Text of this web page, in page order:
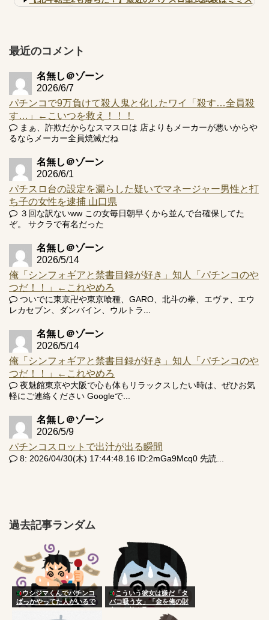
アズールレーン スロット評価はコイン持ちの悪い疑似ボ天
Powered by livedoor 相互RSS
最近のコメント
名無し＠ゾーン
2026/6/7
パチンコで9万負けて殺人鬼と化したワイ「殺す…全員殺
す…」←こいつを救え！！！
まぁ、詐欺だからなスマスロは 店よりもメーカーが悪いからや
るならメーカー全員焼滅だね
名無し＠ゾーン
2026/6/1
パチスロ台の設定を漏らした疑いでマネージャー男性と打
ち子の女性を逮捕 山口県
３回な訳ないww この女毎日朝早くから並んで台確保してた
ぞ。 サクラで有名だった
名無し＠ゾーン
2026/5/14
俺「シンフォギアと禁書目録が好き」知人「パチンコのや
つだ！！」←これやめろ
ついでに東京卍や東京喰種、GARO、北斗の拳、エヴァ、エウ
レカセブン、ダンバイン、ウルトラ...
名無し＠ゾーン
2026/5/14
俺「シンフォギアと禁書目録が好き」知人「パチンコのや
つだ！！」←これやめろ
夜魅館東京や大阪で心も体もリラックスしたい時は、ぜひお気
軽にご連絡ください Googleで...
名無し＠ゾーン
2026/5/9
パチンコスロットで出汁が出る瞬間
8: 2026/04/30(木) 17:44:48.16 ID:2mGa9Mcq0 先読...
過去記事ランダム
ウシジマくんでパチンコ
ばっかやってた人がいるで
こういう彼女は嫌だ「タ
バコ吸う女」「金を俺の財
する女」「日常的に殴って